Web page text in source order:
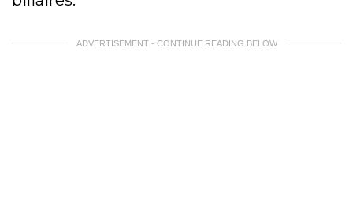
ADVERTISEMENT - CONTINUE READING BELOW